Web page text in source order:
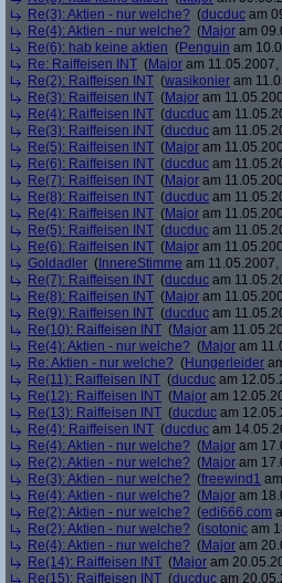
Re(3): Aktien - nur welche? (ducduc am
Re(4): Aktien - nur welche? (Major am
Re(6): hab keine aktien (Penguin am
Re: Raiffeisen INT (Major am 11.05.2007,
Re(2): Raiffeisen INT (wasikonier am
Re(3): Raiffeisen INT (Major am
Re(4): Raiffeisen INT (ducduc am
Re(3): Raiffeisen INT (ducduc am
Re(5): Raiffeisen INT (Major am
Re(6): Raiffeisen INT (ducduc am
Re(7): Raiffeisen INT (Major am
Re(8): Raiffeisen INT (ducduc am
Re(4): Raiffeisen INT (Major am
Re(5): Raiffeisen INT (ducduc am
Re(6): Raiffeisen INT (Major am
Goldadler ( InnereStimme am 11.05.2007,
Re(7): Raiffeisen INT (ducduc am
Re(8): Raiffeisen INT (Major am
Re(9): Raiffeisen INT (ducduc am
Re(10): Raiffeisen INT (Major am
Re(4): Aktien - nur welche? (Major am
Re: Aktien - nur welche? (Hungerleider
Re(11): Raiffeisen INT (ducduc am
Re(12): Raiffeisen INT (Major am
Re(13): Raiffeisen INT (ducduc am
Re(4): Raiffeisen INT (ducduc am
Re(4): Aktien - nur welche? (Major am
Re(2): Aktien - nur welche? (Major am
Re(3): Aktien - nur welche? (freewind1
Re(4): Aktien - nur welche? (Major am
Re(2): Aktien - nur welche? (edi666.com
Re(2): Aktien - nur welche? (isotonic am
Re(4): Aktien - nur welche? (Major am
Re(14): Raiffeisen INT (Major am
Re(15): Raiffeisen INT (ducduc am